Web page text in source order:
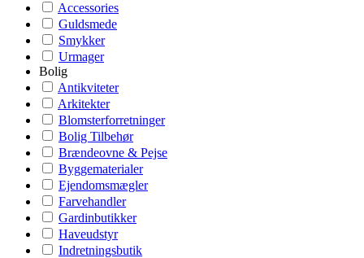
Accessories
Guldsmede
Smykker
Urmager
Bolig
Antikviteter
Arkitekter
Blomsterforretninger
Bolig Tilbehør
Brændeovne & Pejse
Byggematerialer
Ejendomsmægler
Farvehandler
Gardinbutikker
Haveudstyr
Indretningsbutik